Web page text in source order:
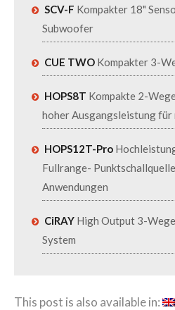
SCV-F Kompakter 18"
Subwoofer
CUE TWO Kompakter 3-
HOPS8T Kompakte 2-
hoher Ausgangsleistung für
HOPS12T-Pro
Fullrange-
Anwendungen
CiRAY High Output 3-
System
This post is also available in: